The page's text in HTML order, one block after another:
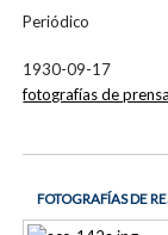
Periódico
1930-09-17
fotografías de
FOTOGRAFÍAS DE